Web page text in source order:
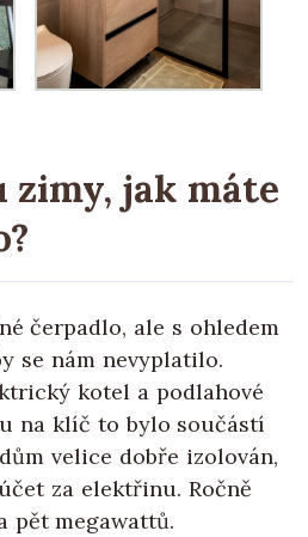
zimy, jak máte
čerpadlo, ale s ohledem
se nám nevyplatilo.
kotel a podlahové
na klíč to bylo součástí
velice dobře izolován,
za elektřinu. Ročně
pět megawattů.